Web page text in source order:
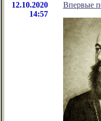
12.10.2020
14:57
Впервые